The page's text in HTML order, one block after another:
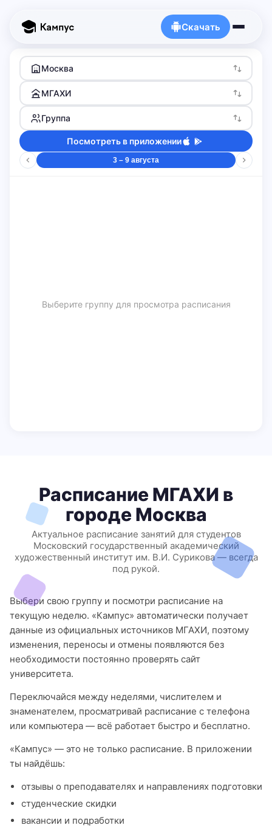
Скачать
Москва
МГАХИ
Группа
Посмотреть в приложении
3 – 9 августа
Выберите группу для просмотра расписания
Расписание МГАХИ в
городе Москва
Актуальное расписание занятий для студентов
Московский государственный академический
художественный институт им. В.И. Сурикова — всегда
под рукой.
Выбери свою группу и посмотри расписание на
текущую неделю. «Кампус» автоматически получает
данные из официальных источников МГАХИ, поэтому
изменения, переносы и отмены появляются без
необходимости постоянно проверять сайт
университета.
Переключайся между неделями, числителем и
знаменателем, просматривай расписание с телефона
или компьютера — всё работает быстро и бесплатно.
«Кампус» — это не только расписание. В приложении
ты найдёшь:
отзывы о преподавателях и направлениях подготовки
студенческие скидки
вакансии и подработки